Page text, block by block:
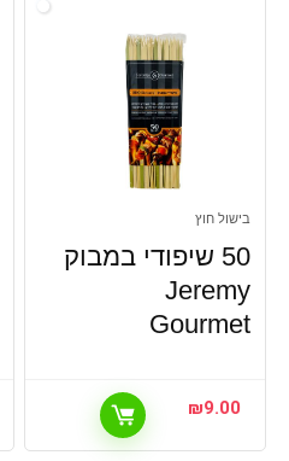
בישול חוץ
50 שיפודי במבוק
Jeremy
Gourmet
₪9.00